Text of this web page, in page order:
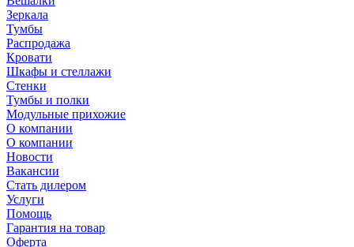
Зеркала
Тумбы
Распродажа
Кровати
Шкафы и стеллажи
Стенки
Тумбы и полки
Модульные прихожие
О компании
О компании
Новости
Вакансии
Стать дилером
Услуги
Помощь
Гарантия на товар
Оферта